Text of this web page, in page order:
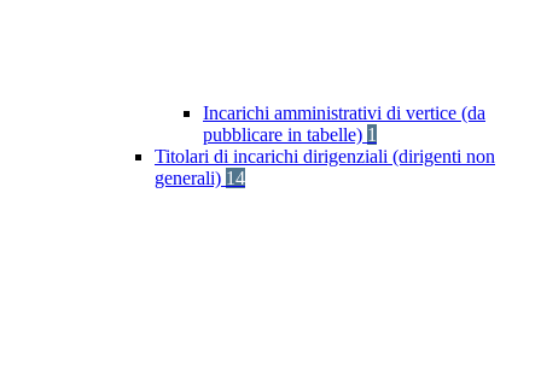
Incarichi amministrativi di vertice (da
pubblicare in tabelle) 1
Titolari di incarichi dirigenziali (dirigenti non
generali) 14